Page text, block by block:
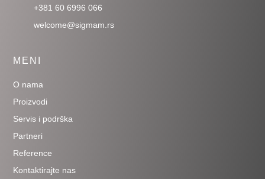
+381 60 6996 066
welcome@sigmam.rs
MENI
O nama
Proizvodi
Servis i podrška
Partneri
Reference
Kontaktirajte nas